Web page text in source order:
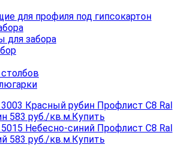
для профиля под гипсокартон
для забора
Профлист C8 Ral
583 руб./кв.м.Купить
Профлист C8 Ral
583 руб./кв.м.Купить